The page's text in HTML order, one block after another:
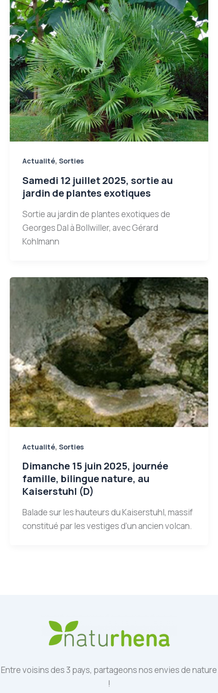
Actualité, Sorties
Samedi 12 juillet 2025, sortie au
jardin de plantes exotiques
Sortie au jardin de plantes exotiques de
Georges Dal à Bollwiller, avec Gérard
Kohlmann
Actualité, Sorties
Dimanche 15 juin 2025, journée
famille, bilingue nature, au
Kaiserstuhl (D)
Balade sur les hauteurs du Kaiserstuhl, massif
constitué par les vestiges d’un ancien volcan.
Entre voisins des 3 pays, partageons nos envies de nature
!